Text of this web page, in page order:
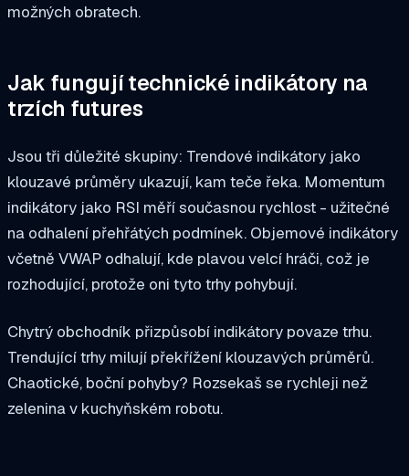
možných obratech.
Jak fungují technické indikátory na
trzích futures
Jsou tři důležité skupiny: Trendové indikátory jako
klouzavé průměry ukazují, kam teče řeka. Momentum
indikátory jako RSI měří současnou rychlost - užitečné
na odhalení přehřátých podmínek. Objemové indikátory
včetně VWAP odhalují, kde plavou velcí hráči, což je
rozhodující, protože oni tyto trhy pohybují.
Chytrý obchodník přizpůsobí indikátory povaze trhu.
Trendující trhy milují překřížení klouzavých průměrů.
Chaotické, boční pohyby? Rozsekaš se rychleji než
zelenina v kuchyňském robotu.